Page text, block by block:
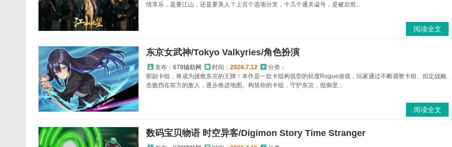
情享乐，是要江山，还是要美人？上百个选项分支，十几个通关谥号，是被后世...
阅读全文
东京女武神/Tokyo Valkyries/角色扮演
发布： 678辅助网 时间： 2026.7.12
分类：
那副卡组，将成为拯救东京的王牌！本作是一款卡组构筑型的轻度Rogue游戏，玩家通过不断调整卡组、拟定战略、
击败挡在前方的敌人，逐步推进地图。构筑你的卡组，守护东京，抵御里...
阅读全文
数码宝贝物语 时空异客/Digimon Story Time Stranger